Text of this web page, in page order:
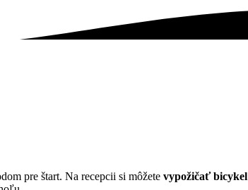
pre štart. Na recepcii si môžete vypožičať bicykel